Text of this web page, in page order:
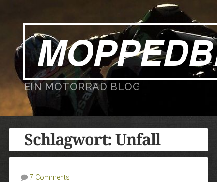
EIN MOTORRAD BLOG
Schlagwort: Unfall
7 Comments